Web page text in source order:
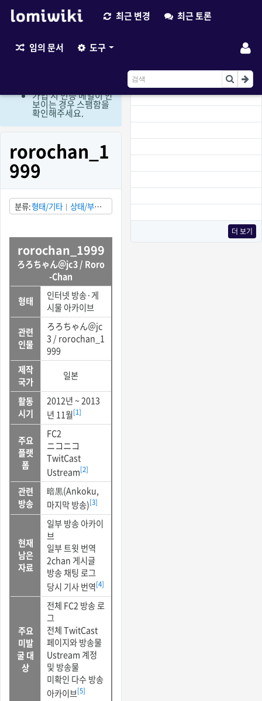
최근 변경 최근 토론
임의 문서 도구
더 보기
현재 로그인 회원만 편
집이 가능한 상태입니
가입 시 인증 메일이 안
보이는 경우 스팸함을
확인해주세요.
rorochan_1
999
분류 형태/기타
상태/부분
적으로 발견됨
국가/일본
rorochan_1999
ろろちゃん＠jc3 / Roro
-Chan
형태
인터넷 방송·게
시물 아카이브
관련
인물
ろろちゃん＠jc
3 / rorochan_1
999
제작
국가
일본
활동
시기
2012년 ~ 2013
년 11월[1]
주요
플랫
폼
FC2
ニコニコ
TwitCast
Ustream[2]
관련
방송
暗黒(Ankoku,
마지막 방송)[3]
현재
남은
자료
일부 방송 아카이
브
일부 트윗 번역
2chan 게시글
방송 채팅 로그
당시 기사 번역[4]
주요
미발
굴 대
상
전체 FC2 방송 로
그
전체 TwitCast
페이지와 방송물
Ustream 계정
및 방송물
미확인 다수 방송
아카이브[5]